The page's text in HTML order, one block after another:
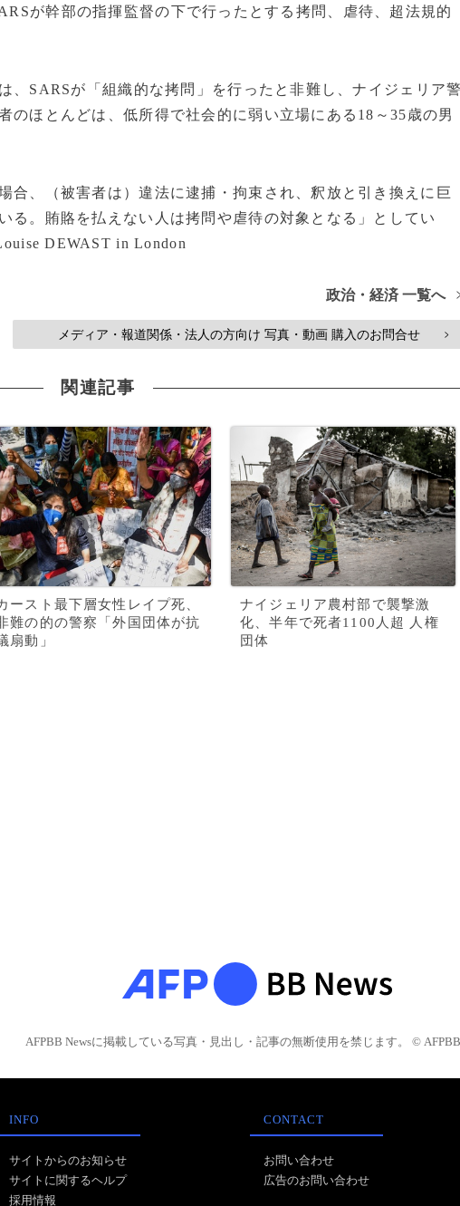
が幹部の指揮監督の下で行ったとする拷問、虐待、超法規的
SARSが「組織的な拷問」を行ったと非難し、ナイジェリア
のほとんどは、低所得で社会的に弱い立場にある18～35歳の男
、（被害者は）違法に逮捕・拘束され、釈放と引き換えに巨
る。賄賂を払えない人は拷問や虐待の対象となる」としてい
DEWAST in London
政治・経済 一覧へ
メディア・報道関係・法人の方向け 写真・動画 購入のお問合せ >
関連記事
ースト最下層女性レイプ死、
難の的の警察「外国団体が抗
扇動」
ナイジェリア農村部で襲撃激
化、半年で死者1100人超 人権
団体
AFPBB Newsに掲載している写真・見出し・記事の無断使用を禁じます。 © AFPBB
INFO
サイトからのお知らせ
サイトに関するヘルプ
採用情報
CONTACT
お問い合わせ
広告のお問い合わせ